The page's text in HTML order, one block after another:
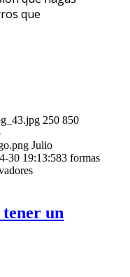
que
250 850
Julio
30 19:13:583 formas
tener un